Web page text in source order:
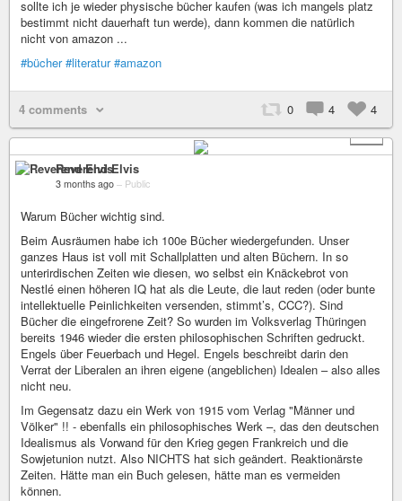
sollte ich je wieder physische bücher kaufen (was ich mangels platz
bestimmt nicht dauerhaft tun werde), dann kommen die natürlich
nicht von amazon ...
#bücher #literatur #amazon
4 comments 0 4
4
+ 2
Reverend Elvis
3 months ago – Public
Warum Bücher wichtig sind.
Beim Ausräumen habe ich 100e Bücher wiedergefunden. Unser
ganzes Haus ist voll mit Schallplatten und alten Büchern. In so
unterirdischen Zeiten wie diesen, wo selbst ein Knäckebrot von
Nestlé einen höheren IQ hat als die Leute, die laut reden (oder bunte
intellektuelle Peinlichkeiten versenden, stimmt’s, CCC?). Sind
Bücher die eingefrorene Zeit? So wurden im Volksverlag Thüringen
bereits 1946 wieder die ersten philosophischen Schriften gedruckt.
Engels über Feuerbach und Hegel. Engels beschreibt darin den
Verrat der Liberalen an ihren eigene (angeblichen) Idealen – also alles
nicht neu.
Im Gegensatz dazu ein Werk von 1915 vom Verlag "Männer und
Völker" !! - ebenfalls ein philosophisches Werk –, das den deutschen
Idealismus als Vorwand für den Krieg gegen Frankreich und die
Sowjetunion nutzt. Also NICHTS hat sich geändert. Reaktionärste
Zeiten. Hätte man ein Buch gelesen, hätte man es vermeiden
können.